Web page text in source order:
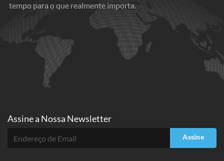
tempo para o que realmente importa.
Assine a Nossa Newsletter
Assine